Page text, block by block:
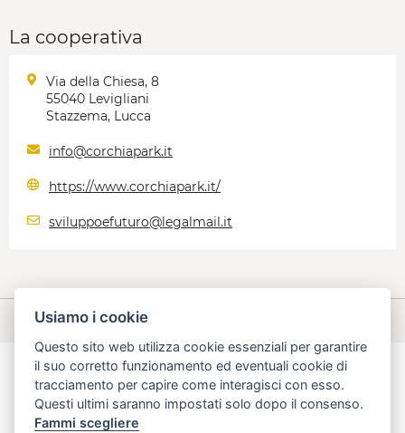
La cooperativa
Via della Chiesa, 8
55040 Levigliani
Stazzema, Lucca
info@corchiapark.it
https://www.corchiapark.it/
sviluppoefuturo@legalmail.it
aperta, innovativa, online
Usiamo i cookie
Questo sito web utilizza cookie essenziali per garantire
il suo corretto funzionamento ed eventuali cookie di
tracciamento per capire come interagisci con esso.
Questi ultimi saranno impostati solo dopo il consenso.
Fammi scegliere